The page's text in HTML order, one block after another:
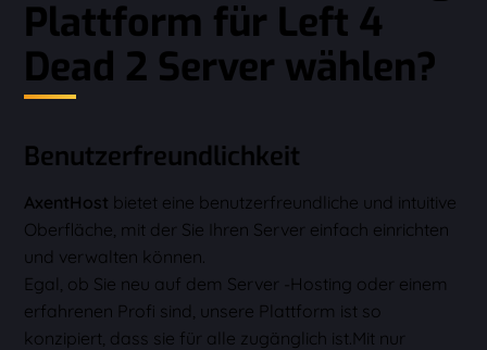
Plattform für Left 4
Dead 2 Server wählen?
Benutzerfreundlichkeit
AxentHost bietet eine benutzerfreundliche und intuitive
Oberfläche, mit der Sie Ihren Server einfach einrichten
und verwalten können.
Egal, ob Sie neu auf dem Server -Hosting oder einem
erfahrenen Profi sind, unsere Plattform ist so
konzipiert, dass sie für alle zugänglich ist.Mit nur